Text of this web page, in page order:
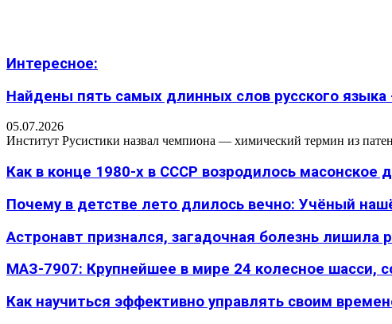
Интересное:
Найдены пять самых длинных слов русского языка
05.07.2026
Институт Русистики назвал чемпиона — химический термин из
Как в конце 1980-х в СССР возродилось
Почему в детстве лето длилось вечно: Учёный
Астронавт признался, загадочная болезнь лишила
МАЗ-7907: Крупнейшее в мире 24 колесное шасси,
Как научиться эффективно управлять своим